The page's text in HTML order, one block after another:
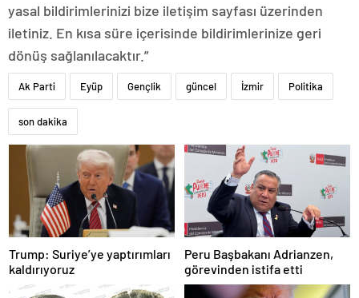
yasal bildirimlerinizi bize iletişim sayfası üzerinden
iletiniz. En kısa süre içerisinde bildirimlerinize geri
dönüş sağlanılacaktır.”
Ak Parti Eyüp Gençlik güncel İzmir Politika
son dakika
Trump: Suriye’ye yaptırımları
kaldırıyoruz
Peru Başbakanı Adrianzen,
görevinden istifa etti